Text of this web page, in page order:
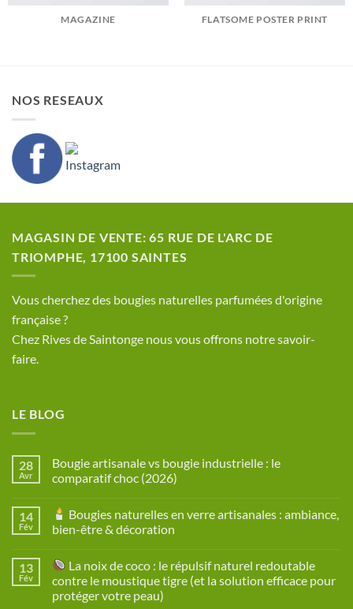
MAGAZINE FLATSOME POSTER PRINT
NOS RESEAUX
MAGASIN DE VENTE: 65 RUE DE L'ARC DE
TRIOMPHE, 17100 SAINTES
​Vous cherchez des bougies naturelles parfumées d'origine
française ?
Chez Rives de Saintonge nous vous offrons notre savoir-
faire.
LE BLOG
28
Avr
Bougie artisanale vs bougie industrielle : le
comparatif choc (2026)
sur
Bougie
artisanale
industrielle
le
comparatif
choc
14
Fév
Bougies naturelles en verre artisanales : ambiance,
bien-être & décoration
sur
Bougies
naturelles
en
13
Fév
La noix de coco : le répulsif naturel redoutable
contre le moustique tigre (et la solution efficace pour
protéger votre peau)